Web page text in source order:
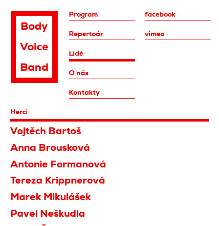
Body
Voice
Band
Program
Repertoár
Lidé
O nás
Kontakty
facebook
vimeo
Herci
Vojtěch Bartoš
Anna Brousková
Antonie Formanová
Tereza Krippnerová
Marek Mikulášek
Pavel Neškudla